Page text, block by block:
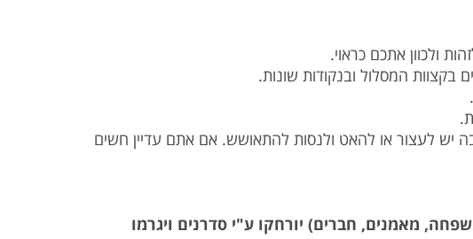
ולכוון אתכם כראוי.
בקצוות המסלול ובנקודות שונות.
יש לעצור או להאט ולנסות להתאושש. אם אתם עדיין חשים
מאמנים, חברים) יורחקו ע"י סדרנים ויגרמו